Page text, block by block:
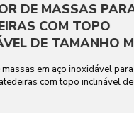
DE MASSAS
COM TOPO
DE TAMANHO
em aço inoxidável
com topo inclinável